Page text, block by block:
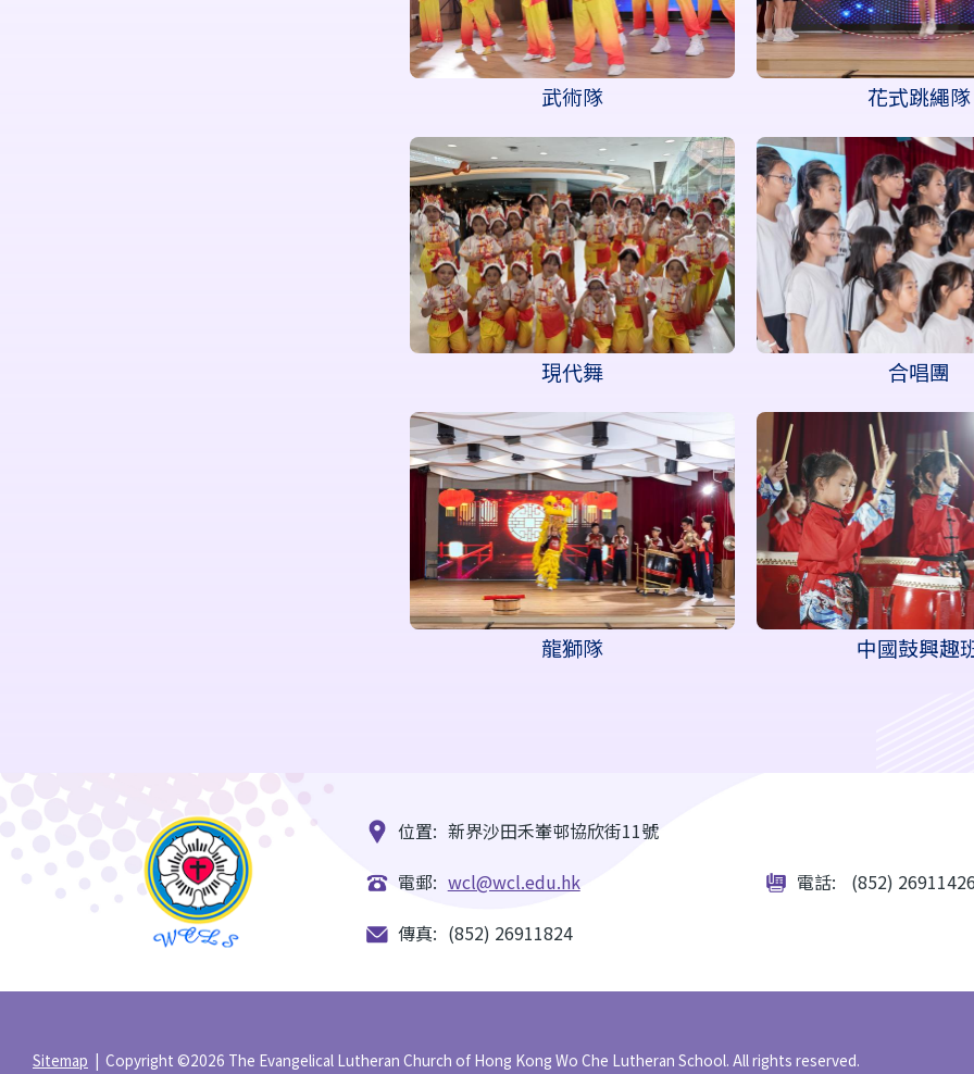
武術隊 花式跳繩隊
現代舞 合唱團
龍獅隊 中國鼓興趣
位置: 新界沙田禾輋邨協欣街11號
電郵: wcl@wcl.edu.hk 電話:
(852)
傳真: (852) 26911824
Sitemap | Copyright ©2026 The Evangelical Lutheran Church of Hong Kong Wo Che Lutheran School. All rights reserved.